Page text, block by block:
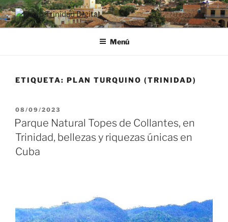
Saltar
al
contenido
RADIO TRINIDAD DIGITAL
Desde la Ciudad Museo del Caribe
Menú
ETIQUETA: PLAN TURQUINO (TRINIDAD)
PUBLICADO
EL
08/09/2023
Parque Natural Topes de Collantes, en
Trinidad, bellezas y riquezas únicas en
Cuba